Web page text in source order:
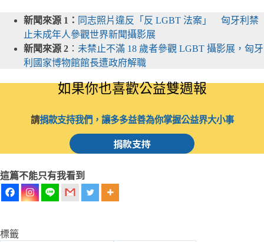
新聞來源 1： 同志照片違反「反 LGBT 法案」 匈牙利禁
止未成年人參觀世界新聞攝影展
新聞來源 2 ： 未禁止不滿 18 歲者參觀 LGBT 攝影展，匈牙
利國家博物館館長遭政府解職
如果你也喜歡公益雙週報
請捐款支持我們，讓多多益善為你掌握公益界大小事
捐款支持
這篇不能只有我看到
標籤